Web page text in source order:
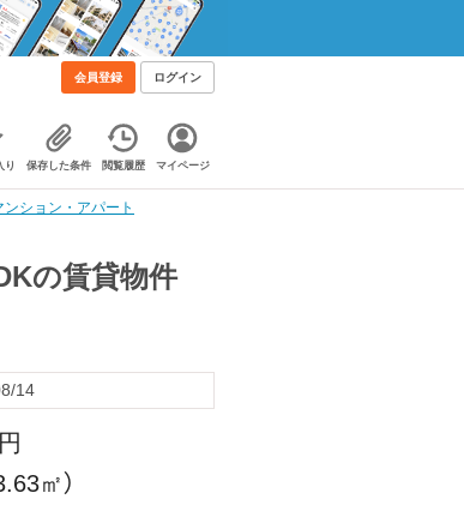
会員登録 ログイン
り 保存した条件 閲覧履歴 マイページ
ション・アパート
の賃貸物件
14
㎡）